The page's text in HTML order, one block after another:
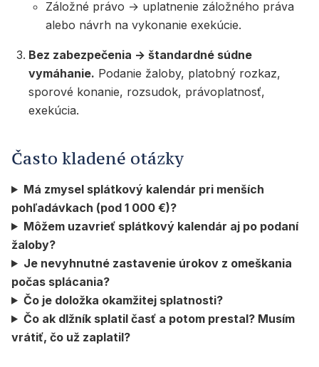
Záložné právo → uplatnenie záložného práva
alebo návrh na vykonanie exekúcie.
Bez zabezpečenia → štandardné súdne
vymáhanie. Podanie žaloby, platobný rozkaz,
sporové konanie, rozsudok, právoplatnosť,
exekúcia.
Často kladené otázky
Má zmysel splátkový kalendár pri menších
pohľadávkach (pod 1 000 €)?
Môžem uzavrieť splátkový kalendár aj po podaní
žaloby?
Je nevyhnutné zastavenie úrokov z omeškania
počas splácania?
Čo je doložka okamžitej splatnosti?
Čo ak dlžník splatil časť a potom prestal? Musím
vrátiť, čo už zaplatil?